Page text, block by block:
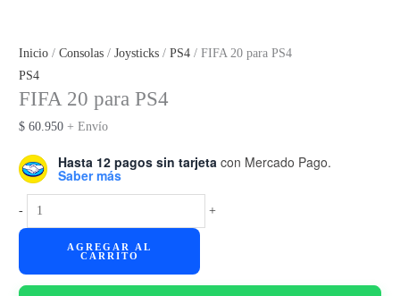
Inicio /Consolas /Joysticks /PS4 / FIFA 20 para PS4
PS4
FIFA 20 para PS4
$ 60.950 + Envío
Hasta 12 pagos sin tarjeta con Mercado Pago.
Saber más
-
FIFA
20
+
AGREGAR AL
CARRITO